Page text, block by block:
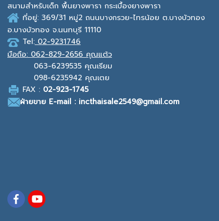
สนามสำหรับเด็ก พื้นยางพารา กระเบื้องยางพารา
ที่อยู่: 369/31 หมู่2 ถนนบางกรวย-ไทรน้อย ต.บางบัวทอง
อ.บางบัวทอง จ.นนทบุรี 11110
Tel: 02-9231746
มือถือ: 062-829-2656 คุณแต้ว
063-6239535 คุณเรียม
098-6235942 คุณเตย
FAX : 02-923-1745
ฝ่ายขาย E-mail : incthaisale2549@gmail.com